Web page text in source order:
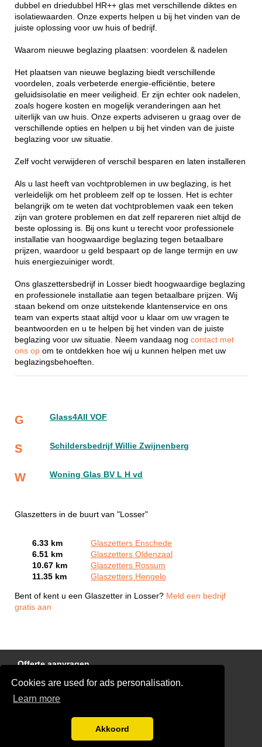
Cookies are used for ads personalisation.
Learn more
Akkoord
dubbel en driedubbel HR++ glas met verschillende diktes en
isolatiewaarden. Onze experts helpen u bij het vinden van de
juiste oplossing voor uw huis of bedrijf.
Waarom nieuwe beglazing plaatsen: voordelen & nadelen
Het plaatsen van nieuwe beglazing biedt verschillende
voordelen, zoals verbeterde energie-efficiëntie, betere
geluidsisolatie en meer veiligheid. Er zijn echter ook nadelen,
zoals hogere kosten en mogelijk veranderingen aan het
uiterlijk van uw huis. Onze experts adviseren u graag over de
verschillende opties en helpen u bij het vinden van de juiste
beglazing voor uw situatie.
Zelf vocht verwijderen of verschil besparen en laten installeren
Als u last heeft van vochtproblemen in uw beglazing, is het
verleidelijk om het probleem zelf op te lossen. Het is echter
belangrijk om te weten dat vochtproblemen vaak een teken
zijn van grotere problemen en dat zelf repareren niet altijd de
beste oplossing is. Bij ons kunt u terecht voor professionele
installatie van hoogwaardige beglazing tegen betaalbare
prijzen, waardoor u geld bespaart op de lange termijn en uw
huis energiezuiniger wordt.
Ons glaszettersbedrijf in Losser biedt hoogwaardige beglazing
en professionele installatie aan tegen betaalbare prijzen. Wij
staan bekend om onze uitstekende klantenservice en ons
team van experts staat altijd voor u klaar om uw vragen te
beantwoorden en u te helpen bij het vinden van de juiste
beglazing voor uw situatie. Neem vandaag nog contact met
ons op om te ontdekken hoe wij u kunnen helpen met uw
beglazingsbehoeften.
G Glass4All VOF
S Schildersbedrijf Willie Zwijnenberg
W Woning Glas BV L H vd
Glaszetters in de buurt van "Losser"
6.33 km
Glaszetters Enschede
6.51 km
Glaszetters Oldenzaal
10.67 km
Glaszetters Rossum
11.35 km
Glaszetters Hengelo
Bent of kent u een Glaszetter in Losser? Meld een bedrijf
gratis aan
Offerte aanvragen
Links
Disclaimer